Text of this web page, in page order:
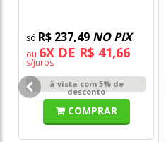
R$ 237,49 NO PIX
ou 6X DE R$ 41,66
s/juros
à vista com 5% de
desconto
COMPRAR